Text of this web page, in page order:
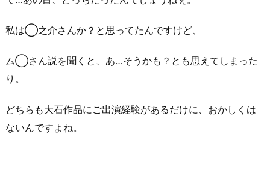
私は◯之介さんか？と思ってたんですけど、
ム◯さん説を聞くと、あ…そうかも？とも思えてしまった
り。
どちらも大石作品にご出演経験があるだけに、おかしくは
ないんですよね。